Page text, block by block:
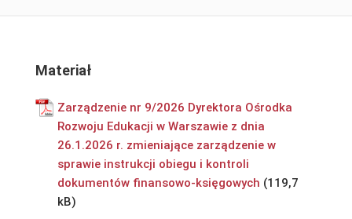
Materiał
Zarządzenie nr 9/2026 Dyrektora Ośrodka
Rozwoju Edukacji w Warszawie z dnia
26.1.2026 r. zmieniające zarządzenie w
sprawie instrukcji obiegu i kontroli
dokumentów finansowo-księgowych